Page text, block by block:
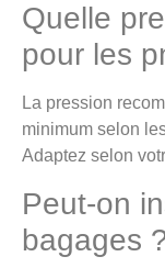
Quelle
pour les
La pression
minimum selon
Adaptez selon
Peut-on
bagages